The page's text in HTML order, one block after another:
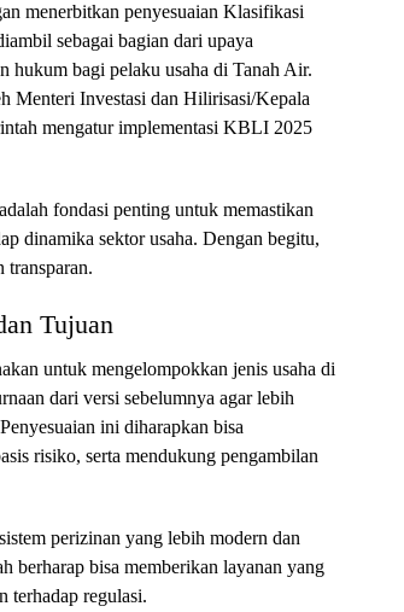
menerbitkan penyesuaian Klasifikasi
sebagai bagian dari upaya
hukum bagi pelaku usaha di Tanah Air.
Menteri Investasi dan Hilirisasi/Kepala
mengatur implementasi KBLI 2025
fondasi penting untuk memastikan
dinamika sektor usaha. Dengan begitu,
transparan.
Tujuan
untuk mengelompokkan jenis usaha di
dari versi sebelumnya agar lebih
ini diharapkan bisa
risiko, serta mendukung pengambilan
perizinan yang lebih modern dan
berharap bisa memberikan layanan yang
terhadap regulasi.